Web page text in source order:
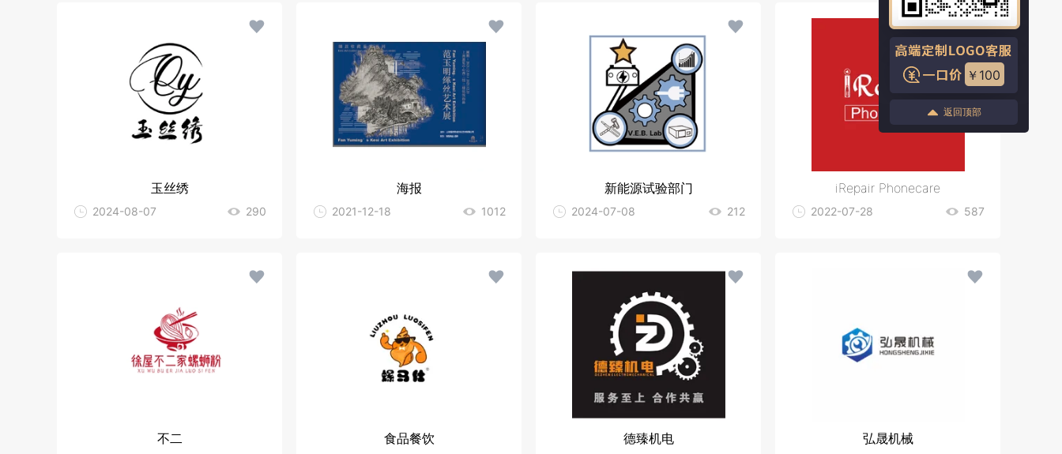
玉丝绣
2024-08-07 290
海报
2021-12-18 1012
新能源试验部门
2024-07-08 212
iRepair Phonecare
2022-07-28 587
不二 食品餐饮 德臻机电 弘晟机械
￥100
返回顶部